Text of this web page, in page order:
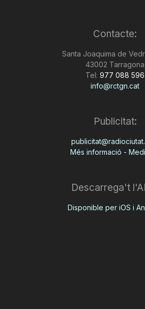
Contacte:
Santa Joaquima de
43002 Tarragona
Tel: 977 088 596
info@rctgn.cat
Publicitat:
Més informació -
Descarrega't
Disponible per iOS i